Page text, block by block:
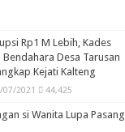
Rp1 M Lebih, Kades
Bendahara Desa Tarusan
Kejati Kalteng
07/2021 44,425
si Wanita Lupa Pasang